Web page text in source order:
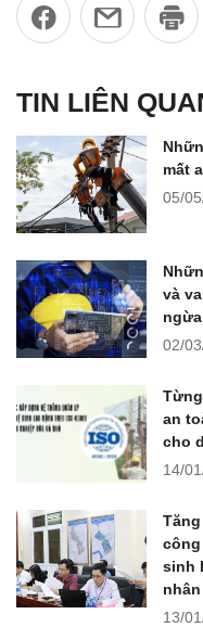
TIN LIÊN
mất
05/
và
ngừa
02/
an
cho
14/
sinh
nhân
13/